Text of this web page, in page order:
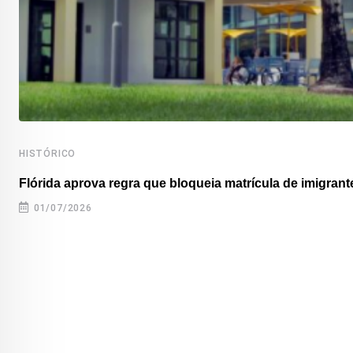
HISTÓRICO
Flórida aprova regra que bloqueia matrícula de
01/07/2026